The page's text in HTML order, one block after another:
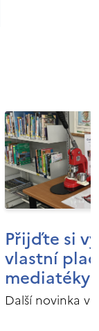
Přijďte si
vlastní
mediatéky
Další novinka v